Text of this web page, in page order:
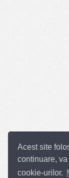
Acest site
continuare,
cookie-urilor.